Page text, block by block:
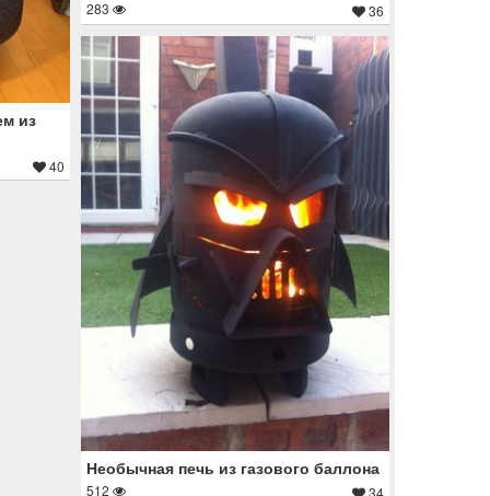
283 36
из
40
Необычная печь из газового баллона
512